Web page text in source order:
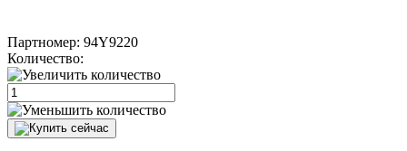
Партномер: 94Y9220
Количество: